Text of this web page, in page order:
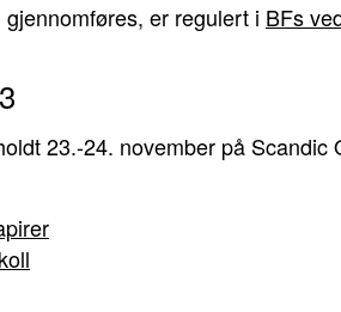
er regulert i BFs
23.-24. november på Scandic